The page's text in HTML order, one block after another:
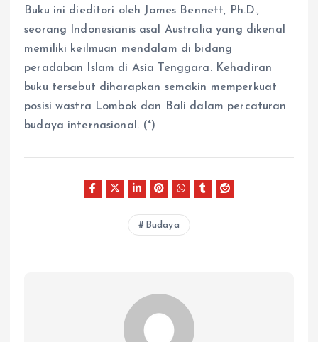
Buku ini dieditori oleh James Bennett, Ph.D.,
seorang Indonesianis asal Australia yang dikenal
memiliki keilmuan mendalam di bidang
peradaban Islam di Asia Tenggara. Kehadiran
buku tersebut diharapkan semakin memperkuat
posisi wastra Lombok dan Bali dalam percaturan
budaya internasional. (*)
Budaya